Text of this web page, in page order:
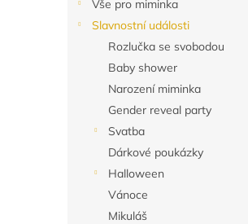
Vše pro miminka
Slavnostní události
Rozlučka se svobodou
Baby shower
Narození miminka
Gender reveal party
Svatba
Dárkové poukázky
Halloween
Vánoce
Mikuláš